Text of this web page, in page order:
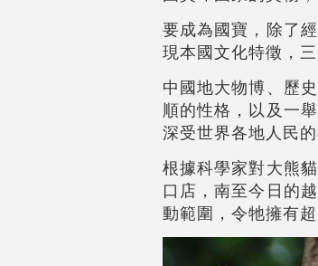
要成為國寶，除了
現本國文化特徵，
中國地大物博、歷
順的性格，以及一
深受世界各地人民的
根據科學家對大熊
口店，南至今日的
動範圍，令牠擁有